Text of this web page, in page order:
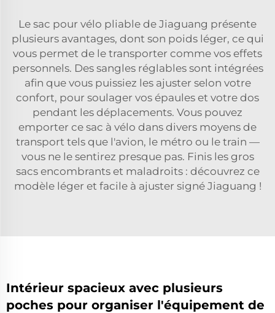
Le sac pour vélo pliable de Jiaguang présente
plusieurs avantages, dont son poids léger, ce qui
vous permet de le transporter comme vos effets
personnels. Des sangles réglables sont intégrées
afin que vous puissiez les ajuster selon votre
confort, pour soulager vos épaules et votre dos
pendant les déplacements. Vous pouvez
emporter ce sac à vélo dans divers moyens de
transport tels que l'avion, le métro ou le train —
vous ne le sentirez presque pas. Finis les gros
sacs encombrants et maladroits : découvrez ce
modèle léger et facile à ajuster signé Jiaguang !
Intérieur spacieux avec plusieurs
poches pour organiser l'équipement de